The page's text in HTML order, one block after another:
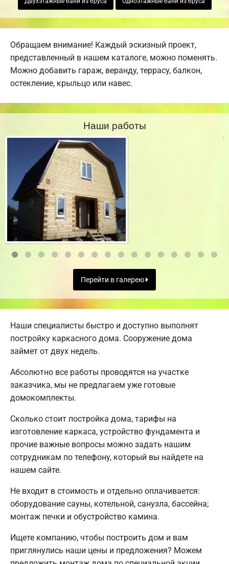
Обращаем внимание! Каждый эскизный проект,
представленный в нашем каталоге, можно поменять.
Можно добавить гараж, веранду, террасу, балкон,
остекление, крыльцо или навес.
Наши работы
Перейти в галерею
Наши специалисты быстро и доступно выполнят
постройку каркасного дома. Сооружение дома
займет от двух недель.
Абсолютно все работы проводятся на участке
заказчика, мы не предлагаем уже готовые
домокомплекты.
Сколько стоит постройка дома, тарифы на
изготовление каркаса, устройство фундамента и
прочие важные вопросы можно задать нашим
сотрудникам по телефону, который вы найдете на
нашем сайте.
Не входит в стоимость и отдельно оплачивается:
оборудование сауны, котельной, санузла, бассейна;
монтаж печки и обустройство камина.
Ищете компанию, чтобы построить дом и вам
приглянулись наши цены и предложения? Можем